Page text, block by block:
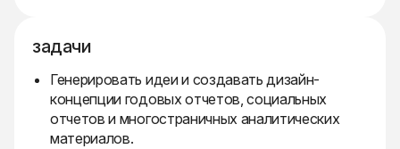
задачи
Генерировать идеи и создавать дизайн-
концепции годовых отчетов, социальных
отчетов и многостраничных аналитических
материалов.